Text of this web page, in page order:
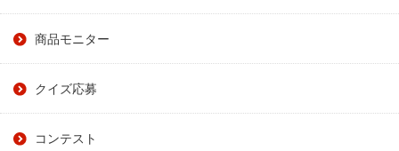
商品モニター
クイズ応募
コンテスト